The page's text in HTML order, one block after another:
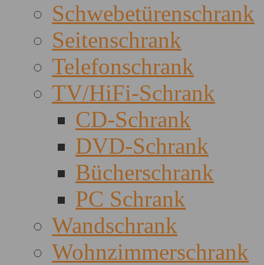
Schwebetürenschrank
Seitenschrank
Telefonschrank
TV/HiFi-Schrank
CD-Schrank
DVD-Schrank
Bücherschrank
PC Schrank
Wandschrank
Wohnzimmerschrank